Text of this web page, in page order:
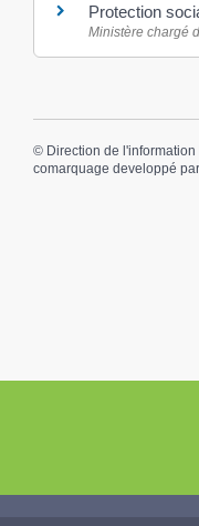
Protection
Ministère chargé
© Direction de
comarquage developpé par